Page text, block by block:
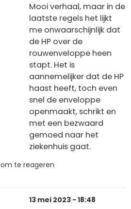
Mooi verhaal, maar in de
laatste regels het lijkt
me onwaarschijnlijk dat
de HP over de
rouwenveloppe heen
stapt. Het is
aannemelijker dat de HP
haast heeft, toch even
snel de enveloppe
openmaakt, schrikt en
met een bezwaard
gemoed naar het
ziekenhuis gaat.
om te reageren
13 mei 2023 - 18:48